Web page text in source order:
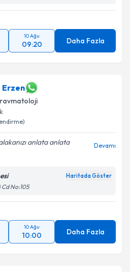
10 Ağu
09:20 Daha Fazla
Erzen
anlata anlata
Devamı
Haritada Göster
No:105
10 Ağu
10:00 Daha Fazla